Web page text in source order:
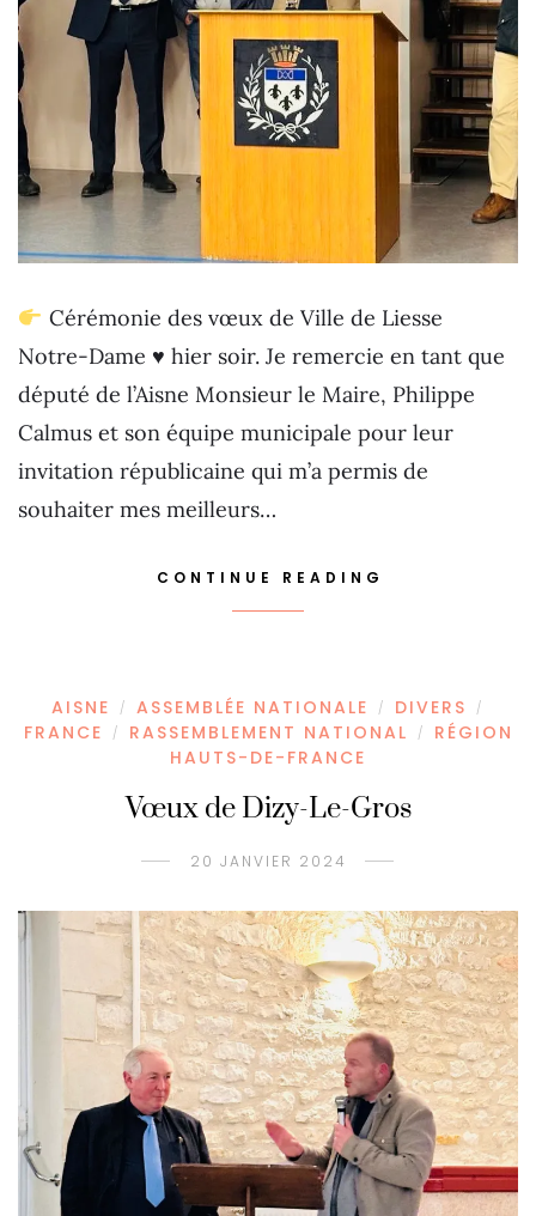
Cérémonie des vœux de Ville de Liesse
Notre-Dame ♥️ hier soir. Je remercie en tant que
député de l’Aisne Monsieur le Maire, Philippe
Calmus et son équipe municipale pour leur
invitation républicaine qui m’a permis de
souhaiter mes meilleurs…
CONTINUE READING
AISNE / ASSEMBLÉE NATIONALE / DIVERS /
FRANCE / RASSEMBLEMENT NATIONAL /
RÉGION
HAUTS-DE-FRANCE
Vœux de Dizy-Le-Gros
20 JANVIER 2024